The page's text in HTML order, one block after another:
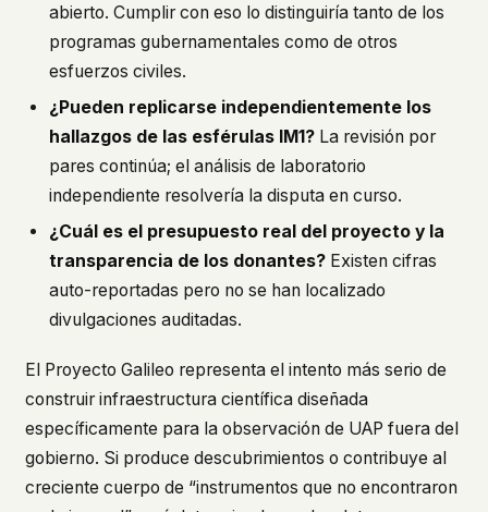
abierto. Cumplir con eso lo distinguiría tanto de los
programas gubernamentales como de otros
esfuerzos civiles.
¿Pueden replicarse independientemente los
hallazgos de las esférulas IM1? La revisión por
pares continúa; el análisis de laboratorio
independiente resolvería la disputa en curso.
¿Cuál es el presupuesto real del proyecto y la
transparencia de los donantes? Existen cifras
auto-reportadas pero no se han localizado
divulgaciones auditadas.
El Proyecto Galileo representa el intento más serio de
construir infraestructura científica diseñada
específicamente para la observación de UAP fuera del
gobierno. Si produce descubrimientos o contribuye al
creciente cuerpo de “instrumentos que no encontraron